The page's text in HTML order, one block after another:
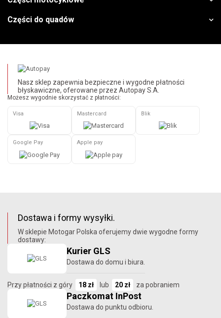
Części do quadów
Nasz sklep zapewnia bezpieczne i wygodne płatności
błyskawiczne, oferowane przez Autopay S.A.
Możesz wygodnie skorzystać z płatności:
Visa Mastercard Blik
Google Pay Apple pay
Dostawa i formy wysyłki.
W sklepie Motogar Polska oferujemy dwie wygodne formy
dostawy:
Kurier GLS
Dostawa do domu i biura.
Przy płatności z góry 18 zł lub 20 zł za pobraniem
Paczkomat InPost
Dostawa do punktu odbioru.